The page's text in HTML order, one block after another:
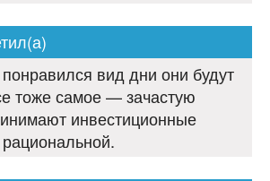
вид дни они будут
тоже самое — зачастую
инвестиционные